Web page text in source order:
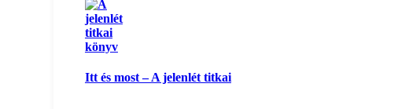
Itt és most – A jelenlét titkai